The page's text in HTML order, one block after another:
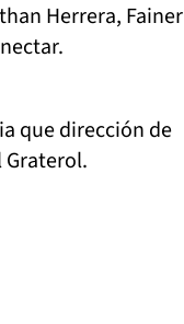
Herrera, Fainer
que dirección de
Graterol.